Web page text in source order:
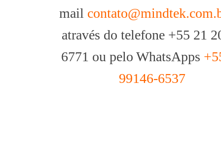
mail
através do telefone +55 21
6771 ou pelo WhatsApps
99146-6537